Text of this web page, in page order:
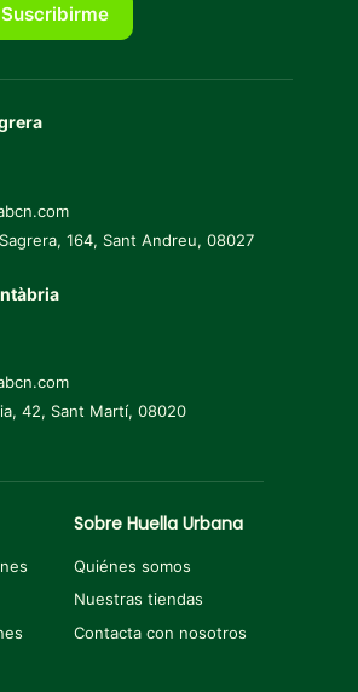
Suscribirme
164, Sant Andreu, 08027
42, Sant Martí, 08020
Sobre Huella Urbana
Quiénes somos
Nuestras tiendas
Contacta con nosotros